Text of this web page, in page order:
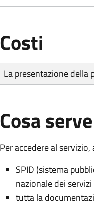
Costi
Tipo di pagamento
Importo
La presentazione della
Cosa serve
Per accedere al
SPID (sistema
nazionale dei servizi
tutta la